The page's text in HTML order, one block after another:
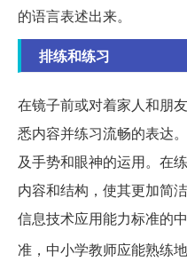
的语言表述出来。
排练和练习
在镜子前或对着家人和朋
悉内容并练习流畅的表达
及手势和眼神的运用。在
内容和结构，使其更加简
信息技术应用能力标准的
准，中小学教师应能熟练